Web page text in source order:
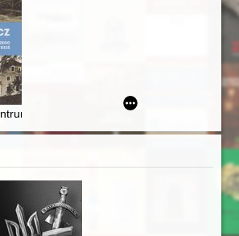
poligonu drawskiego od średniowiecza